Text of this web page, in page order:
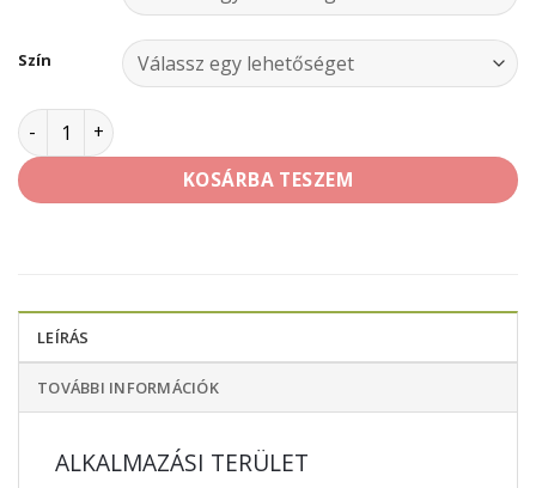
Szín
Poli-Farbe Cellkolor Brill magasfényű oldószeres
KOSÁRBA TESZEM
LEÍRÁS
TOVÁBBI INFORMÁCIÓK
ALKALMAZÁSI TERÜLET